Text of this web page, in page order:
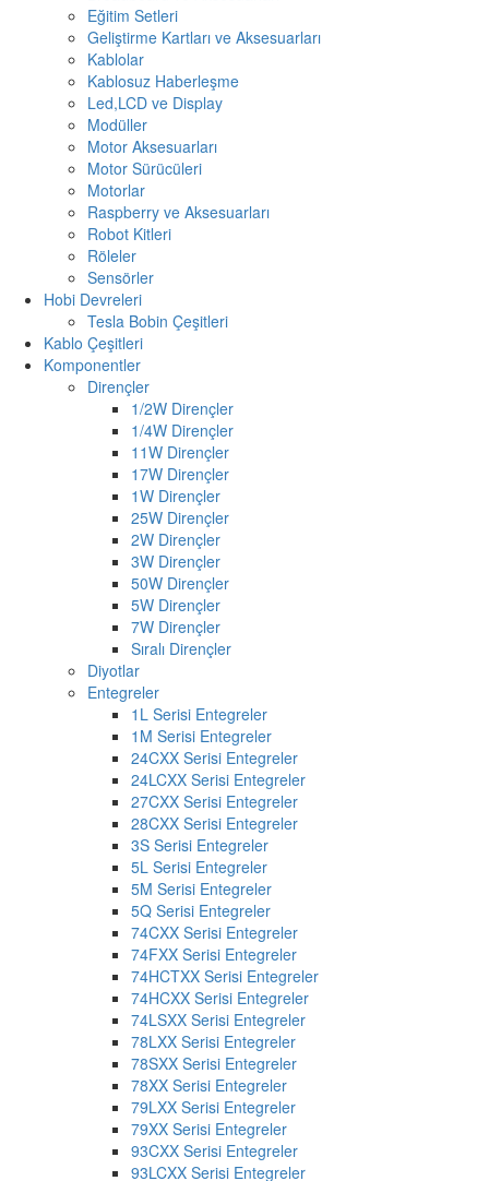
Eğitim Setleri
Geliştirme Kartları ve Aksesuarları
Kablolar
Kablosuz Haberleşme
Led,LCD ve Display
Modüller
Motor Aksesuarları
Motor Sürücüleri
Motorlar
Raspberry ve Aksesuarları
Robot Kitleri
Röleler
Sensörler
Hobi Devreleri
Tesla Bobin Çeşitleri
Kablo Çeşitleri
Komponentler
Dirençler
1/2W Dirençler
1/4W Dirençler
11W Dirençler
17W Dirençler
1W Dirençler
25W Dirençler
2W Dirençler
3W Dirençler
50W Dirençler
5W Dirençler
7W Dirençler
Sıralı Dirençler
Diyotlar
Entegreler
1L Serisi Entegreler
1M Serisi Entegreler
24CXX Serisi Entegreler
24LCXX Serisi Entegreler
27CXX Serisi Entegreler
28CXX Serisi Entegreler
3S Serisi Entegreler
5L Serisi Entegreler
5M Serisi Entegreler
5Q Serisi Entegreler
74CXX Serisi Entegreler
74FXX Serisi Entegreler
74HCTXX Serisi Entegreler
74HCXX Serisi Entegreler
74LSXX Serisi Entegreler
78LXX Serisi Entegreler
78SXX Serisi Entegreler
78XX Serisi Entegreler
79LXX Serisi Entegreler
79XX Serisi Entegreler
93CXX Serisi Entegreler
93LCXX Serisi Entegreler